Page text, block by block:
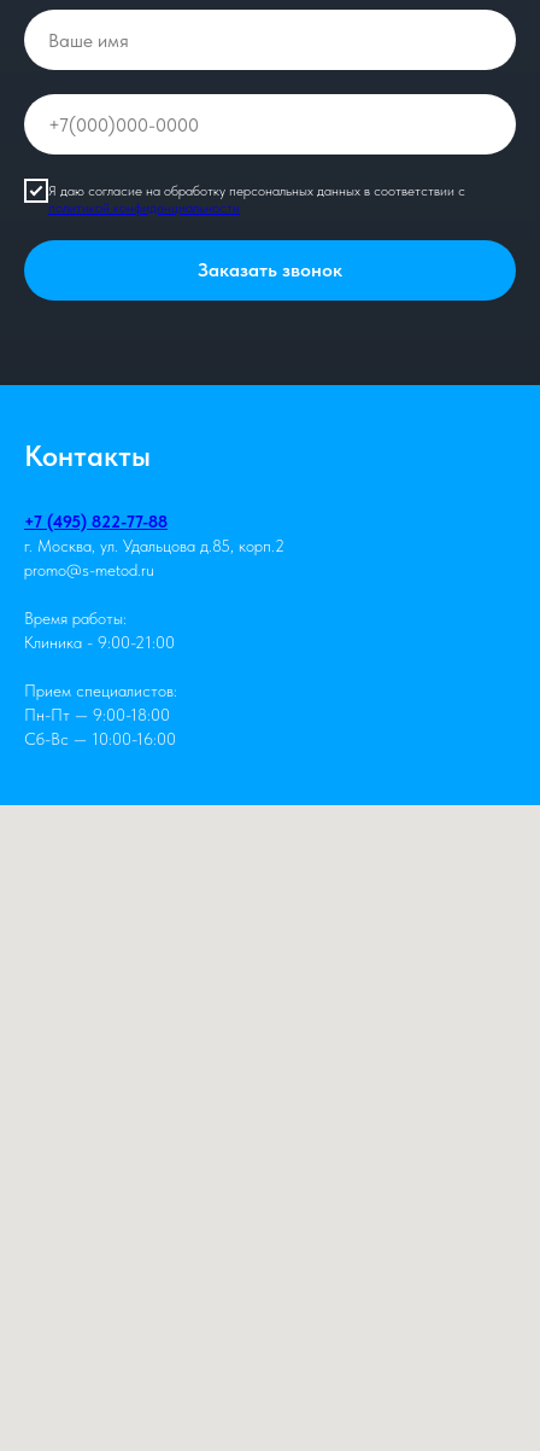
Я даю согласие на обработку персональных данных в соответствии с
политикой конфиденциальности
Заказать звонок
Контакты
+7 (495) 822-77-88
г. Москва, ул. Удальцова д.85, корп.2
promo@s-metod.ru
Время работы:
Клиника - 9:00-21:00
Прием специалистов:
Пн-Пт — 9:00-18:00
Сб-Вс — 10:00-16:00